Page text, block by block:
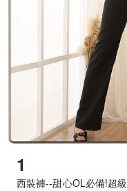
1
西裝褲--甜心OL必備!超